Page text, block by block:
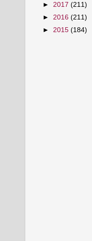
► 2017 (211)
► 2016 (211)
► 2015 (184)